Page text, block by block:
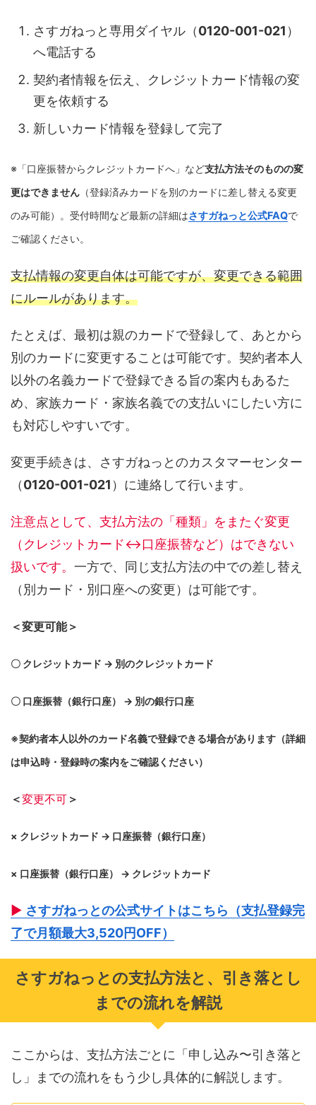
さすガねっと専用ダイヤル（0120-001-021 ）
へ電話する
契約者情報を伝え、クレジットカード情報の変
更を依頼する
新しいカード情報を登録して完了
※「口座振替からクレジットカードへ」など支払方法そのものの変
更はできません （登録済みカードを別のカードに差し替える変更
のみ可能）。受付時間など最新の詳細はさすガねっと公式FAQで
ご確認ください。
支払情報の変更自体は可能ですが、変更できる範囲
にルールがあります。
たとえば、最初は親のカードで登録して、あとから
別のカードに変更することは可能です。契約者本人
以外の名義カードで登録できる旨の案内もあるた
め、家族カード・家族名義での支払いにしたい方に
も対応しやすいです。
変更手続きは、さすガねっとのカスタマーセンター
（0120-001-021 ）に連絡して行います。
注意点として、支払方法の「種類」をまたぐ変更
（クレジットカード↔口座振替など）はできない
扱いです。 一方で、同じ支払方法の中での差し替え
（別カード・別口座への変更）は可能です。
＜変更可能＞
〇 クレジットカード → 別のクレジットカード
〇 口座振替（銀行口座） → 別の銀行口座
※契約者本人以外のカード名義で登録できる場合があります（詳細
は申込時・登録時の案内をご確認ください）
＜変更不可 ＞
× クレジットカード → 口座振替（銀行口座）
× 口座振替（銀行口座） → クレジットカード
▶ さすガねっとの公式サイトはこちら（支払登録完
了で月額最大3,520円OFF）
さすガねっとの支払方法と、引き落とし
までの流れを解説
ここからは、支払方法ごとに「申し込み〜引き落と
し」までの流れをもう少し具体的に解説します。